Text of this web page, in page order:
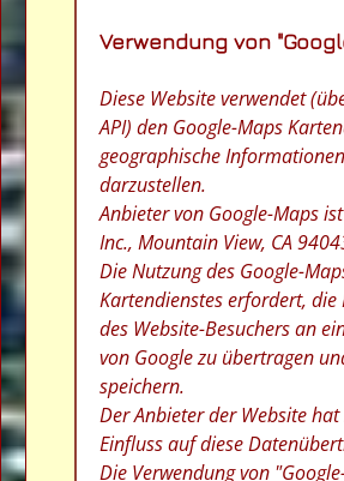
Verwendung von
Diese Website verwendet
API) den Google-Maps
geographische
darzustellen.
Anbieter von Google-Maps
Inc., Mountain View, CA
Die Nutzung des Google-
Kartendienstes erfordert, die
des Website-Besuchers an
von Google zu übertragen
speichern.
Der Anbieter der Website
Einfluss auf diese
Die Verwendung von